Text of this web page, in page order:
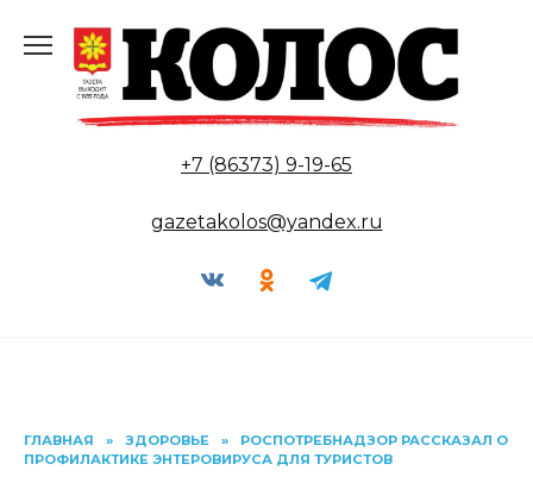
содержанию
+7 (86373) 9-19-65
gazetakolos@yandex.ru
ГЛАВНАЯ » ЗДОРОВЬЕ »
РОСПОТРЕБНАДЗОР РАССКАЗАЛ О
ПРОФИЛАКТИКЕ ЭНТЕРОВИРУСА ДЛЯ ТУРИСТОВ